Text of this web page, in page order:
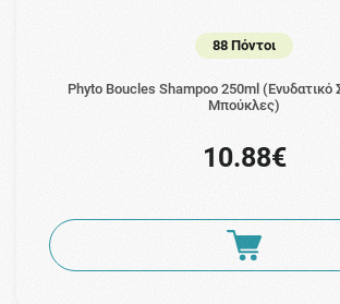
88 Πόντοι
Phyto Boucles Shampoo 250ml (Ενυδατικό
Μπούκλες)
10.88€